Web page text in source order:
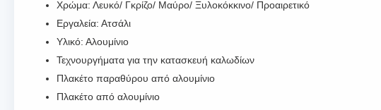
Χρώμα: Λευκό/ Γκρίζο/ Μαύρο/ Ξυλοκόκκινο/ Προαιρετικό
Εργαλεία: Ατσάλι
Υλικό: Αλουμίνιο
Τεχνουργήματα για την κατασκευή καλωδίων
Πλακέτο παραθύρου από αλουμίνιο
Πλακέτο από αλουμίνιο